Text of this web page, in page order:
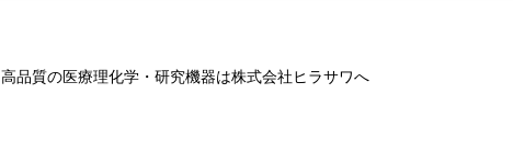
高品質の医療理化学・研究機器は株式会社ヒラサワへ